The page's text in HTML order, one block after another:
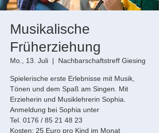
Musikalische
Früherziehung
Mo., 13. Juli
  |
Nachbarschaftstreff Giesing
Spielerische erste Erlebnisse mit Musik,
Tönen und dem Spaß am Singen. Mit
Erzieherin und Musiklehrerin Sophia.
Anmeldung bei Sophia unter
Tel. 0176 / 85 21 48 23
Kosten: 25 Euro pro Kind im Monat